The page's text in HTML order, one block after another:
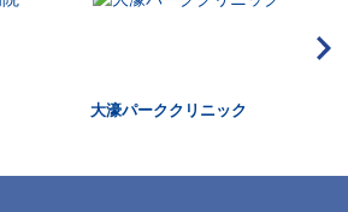
大濠パーククリニック